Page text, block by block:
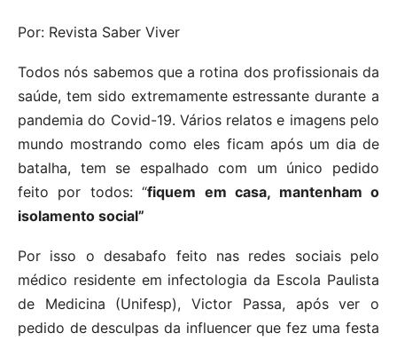
Por: Revista Saber Viver
Todos nós sabemos que a rotina dos profissionais da
saúde, tem sido extremamente estressante durante a
pandemia do Covid-19. Vários relatos e imagens pelo
mundo mostrando como eles ficam após um dia de
batalha, tem se espalhado com um único pedido
feito por todos: “fiquem em casa, mantenham o
isolamento social”
Por isso o desabafo feito nas redes sociais pelo
médico residente em infectologia da Escola Paulista
de Medicina (Unifesp), Victor Passa, após ver o
pedido de desculpas da influencer que fez uma festa